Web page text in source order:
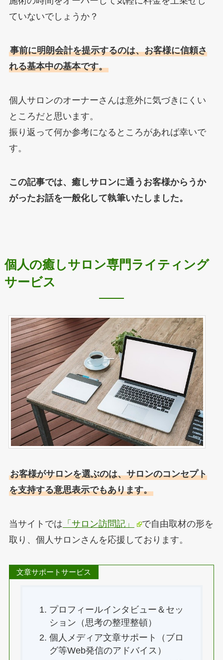
ていないでしょうか？
事前に明朗会計を提示するのは、お客様に信頼さ
れる基本中の基本です。
個人サロンのオーナーさんは意外に気づきにくい
ところだと思います。
振り返って何か参考になるところがあれば幸いで
す。
この記事では、癒しサロンに通うお客様からうか
がったお話を一般化して執筆いたしました。
個人の癒しサロン専門ライティング
サービス
お客様がサロンを選ぶのは、サロンのコンセプト
を支持する意思表示でもあります。
当サイトでは 「サロン訪問記」
で自由取材の形を
取り、個人サロンさんを応援しております。
文章サポートサービス
プロフィールインタビュー＆セッ
ション（思考の整理整頓）
個人メディア文章サポート（ブロ
グ等Web発信のアドバイス）